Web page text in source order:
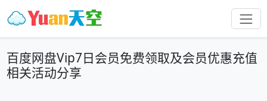
百度网盘Vip7日会员免费领取及会员优惠充值
相关活动分享